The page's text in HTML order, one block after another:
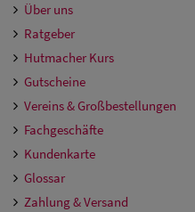
Über uns
Ratgeber
Hutmacher Kurs
Gutscheine
Vereins & Großbestellungen
Fachgeschäfte
Kundenkarte
Glossar
Zahlung & Versand